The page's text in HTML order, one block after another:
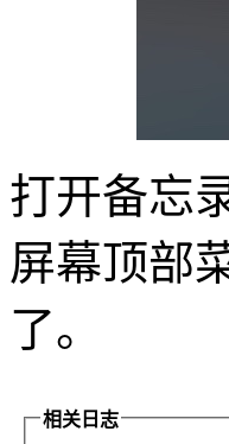
打开备忘
屏幕顶部
了。
相关日志